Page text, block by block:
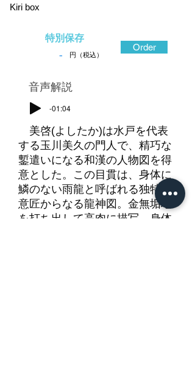
Kiri box
特別保存
- 円（税込）
Order
​音声解説
-01:04
美啓(よしたか)は水戸を代表
する玉川美久の門人で、精巧な
鏨遣いになる和漢の人物図を得
意とした。この目貫は、身体に
鱗のない雨龍と呼ばれる独特の
意匠からなる龍神図。金無垢地
を打ち出して高肉に描写、身体